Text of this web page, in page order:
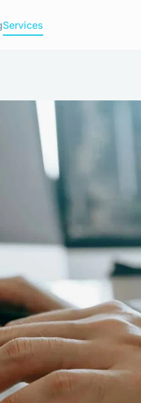
Services